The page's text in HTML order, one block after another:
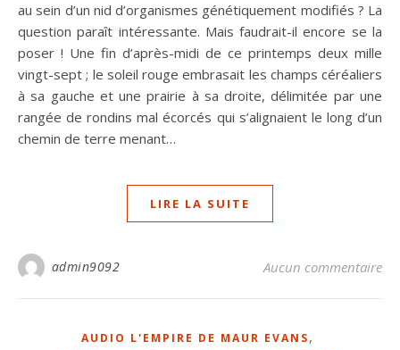
au sein d’un nid d’organismes génétiquement modi­fiés ? La
question paraît intéressante. Mais faudrait-il encore se la
poser ! Une fin d’après-midi de ce printemps deux mille
vingt-sept ; le soleil rouge embrasait les champs céréaliers
à sa gauche et une prairie à sa droite, délimitée par une
ran­gée de rondins mal écorcés qui s’alignaient le long d’un
chemin de terre menant…
LIRE LA SUITE
admin9092 Aucun commentaire
AUDIO L'EMPIRE DE MAUR EVANS,